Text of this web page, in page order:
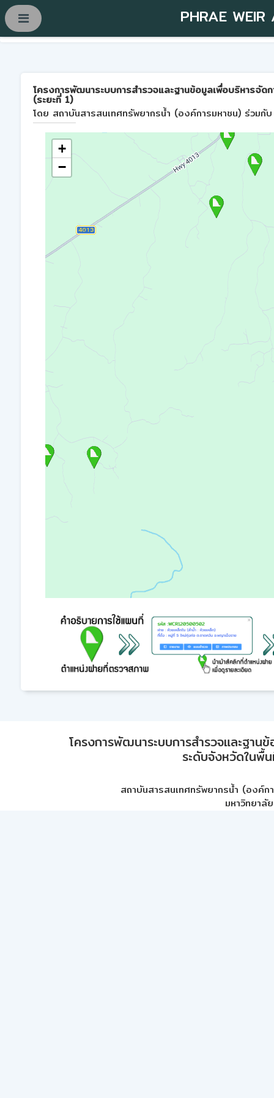
PHRAE WEIR
โครงการพัฒนาระบบการสำรวจและฐานข้อมูลเพื่อบริหารจั
(ระยะที่ 1)
โดย สถาบันสารสนเทศทรัพยากรน้ำ (องค์การมหาชน) ร่วมกั
+
−
โครงการพัฒนาระบบการสำรวจและฐา
ระดับจังหวัดในพื้
สถาบันสารสนเทศทรัพยากรน้ำ (องค์ก
มหาวิทยาลั